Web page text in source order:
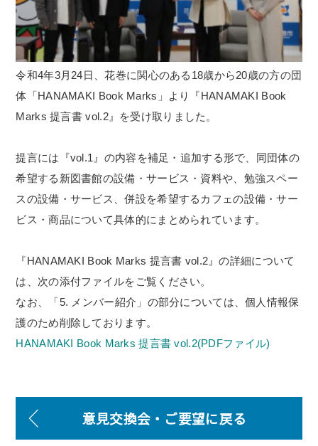
令和4年3月24日、花巻に関心のある18歳から20歳の方の団
体「HANAMAKI Book Marks」より『HANAMAKI Book
Marks 提言書 vol.2』を受け取りました。
提言には『vol.1』の内容を補足・追加する形で、同団体の
希望する新図書館の設備・サービス・資料や、勉強スペー
スの設備・サービス、併設を希望するカフェの設備・サー
ビス・商品について具体的にまとめられています。
『HANAMAKI Book Marks 提言書 vol.2』の詳細について
は、次の添付ファイルをご覧ください。
なお、「5. メンバー紹介」の部分については、個人情報保
護のため削除しております。
HANAMAKI Book Marks 提言書 vol.2(PDFファイル)
意見交換会・ご要望に戻る